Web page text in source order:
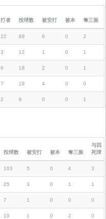
打者 投球数 被安打 被本 奪三振
22 89 6 0 2
3 12 1 0 1
6 18 2 0 1
7 19 4 0 0
2 9 0 0 1
投球数 被安打 被本 奪三振
与四
死球
103 5 0 4 3
25 3 0 1 1
7 1 0 0 0
19 1 0 2 0